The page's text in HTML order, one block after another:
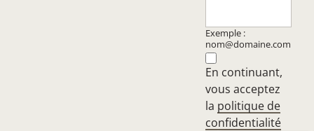
Exemple :
nom@domaine.com
En continuant,
vous acceptez
la politique de
confidentialité